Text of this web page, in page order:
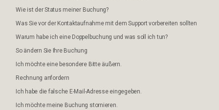
Wie ist der Status meiner Buchung?
Was Sie vor der Kontaktaufnahme mit dem Support vorbereiten sollten
Warum habe ich eine Doppelbuchung und was soll ich tun?
So ändern Sie Ihre Buchung
Ich möchte eine besondere Bitte äußern.
Rechnung anfordern
Ich habe die falsche E-Mail-Adresse eingegeben.
Ich möchte meine Buchung stornieren.